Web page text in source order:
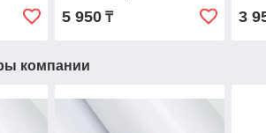
5 950₸ 3
компании